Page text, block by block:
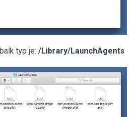
balk typ je: /Library/LaunchAgents